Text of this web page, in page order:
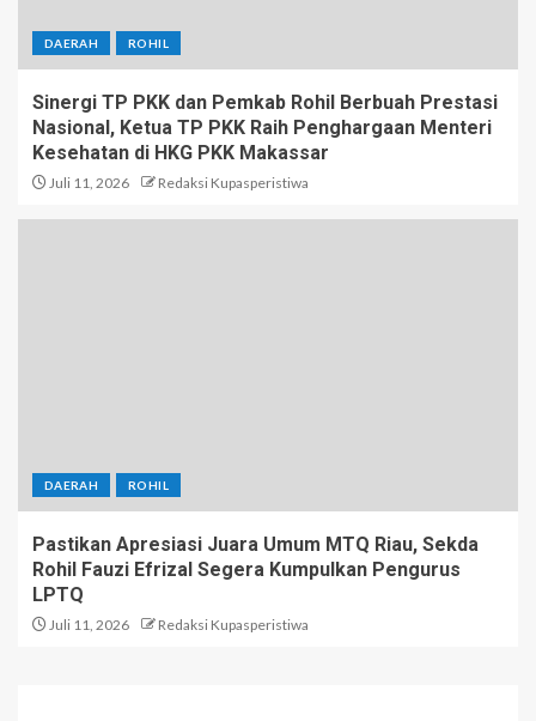
DAERAH ROHIL
Sinergi TP PKK dan Pemkab Rohil Berbuah Prestasi
Nasional, Ketua TP PKK Raih Penghargaan Menteri
Kesehatan di HKG PKK Makassar
Juli 11, 2026 Redaksi Kupasperistiwa
DAERAH ROHIL
Pastikan Apresiasi Juara Umum MTQ Riau, Sekda
Rohil Fauzi Efrizal Segera Kumpulkan Pengurus
LPTQ
Juli 11, 2026 Redaksi Kupasperistiwa